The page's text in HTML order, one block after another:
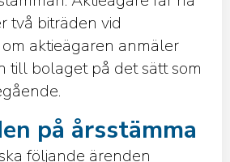
två biträden vid
aktieägaren anmäler
till bolaget på det sätt som
på årsstämma
följande ärenden